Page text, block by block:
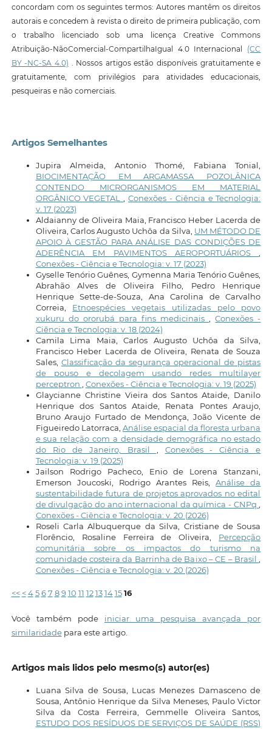
concordam com os seguintes termos: Autores mantêm os direitos
autorais e concedem à revista o direito de primeira publicação, com
o trabalho licenciado sob uma licença Creative Commons
Atribuição-NãoComercial-CompartilhaIgual 4.0 Internacional (CC
BY -NC-SA 4.0) . Nossos artigos estão disponíveis gratuitamente e
gratuitamente, com privilégios para atividades educacionais,
pesqueiras e não comerciais.
Artigos Semelhantes
Jupira Almeida, Antonio Thomé, Fabiana Tonial,
BIOCIMENTAÇÃO EM ARGAMASSA POZOLÂNICA
CONTENDO MICRORGANISMOS EM MATERIAL
ORGÂNICO VEGETAL
,Conexões - Ciência e Tecnologia:
v. 17 (2023)
Aldaianny de Oliveira Maia, Francisco Heber Lacerda de
Oliveira, Carlos Augusto Uchôa da Silva, UM MÉTODO DE
APOIO À GESTÃO PARA ANÁLISE DAS CONDIÇÕES DE
ADERÊNCIA EM PAVIMENTOS AEROPORTUÁRIOS
Conexões - Ciência e Tecnologia: v. 17 (2023)
Gyselle Tenório Guênes, Gymenna Maria Tenório Guênes,
Abrahão Alves de Oliveira Filho, Pedro Henrique
Henrique Sette-de-Souza, Ana Carolina de Carvalho
Correia, Etnoespécies vegetais utilizadas pelo povo
xukuru do ororubá para fins medicinais
,Conexões -
Ciência e Tecnologia: v. 18 (2024)
Camila Lima Maia, Carlos Augusto Uchôa da Silva,
Francisco Heber Lacerda de Oliveira, Renata de Souza
Sales, Classificação da segurança operacional de pistas
de pouso e decolagem usando redes multilayer
perceptron
Conexões - Ciência e Tecnologia: v. 19 (2025)
Glaycianne Christine Vieira dos Santos Ataide, Danilo
Henrique dos Santos Ataide, Renata Pontes Araujo,
Bruno Araujo Furtado de Mendonça, João Vicente de
Figueiredo Latorraca, Análise espacial da floresta urbana
e sua relação com a densidade demográfica no estado
do Rio de Janeiro, Brasil
Conexões - Ciência e
Tecnologia: v. 19 (2025)
Jailson Rodrigo Pacheco, Enio de Lorena Stanzani,
Emerson Joucoski, Rodrigo Arantes Reis,Análise da
sustentabilidade futura de projetos aprovados no edital
de divulgação do ano internacional da química - CNPq
Conexões - Ciência e Tecnologia: v. 20 (2026)
Roseli Carla Albuquerque da Silva, Cristiane de Sousa
Florêncio, Rosaline Ferreira de Oliveira, Percepção
comunitária sobre os impactos do turismo na
comunidade costeira da Barrinha de Baixo – CE – Brasil
Conexões - Ciência e Tecnologia: v. 20 (2026)
<< < 4 5 6 7 8 9 10 11 12 13 14 15 16
Você também pode iniciar uma pesquisa avançada por
similaridadepara este artigo.
Artigos mais lidos pelo mesmo(s) autor(es)
Luana Silva de Sousa, Lucas Menezes Damasceno de
Sousa, Antônio Henrique da Silva Meneses, Paulo Victor
Silva da Costa Ferreira, Gemmelle Oliveira Santos,
ESTUDO DOS RESÍDUOS DE SERVIÇOS DE SAÚDE (RSS)